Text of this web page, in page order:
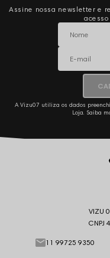
Assine nossa newsletter e
A Vizu07 utiliza os dados
Loja. Saiba
VIZU
CNPJ
11 99725 9350